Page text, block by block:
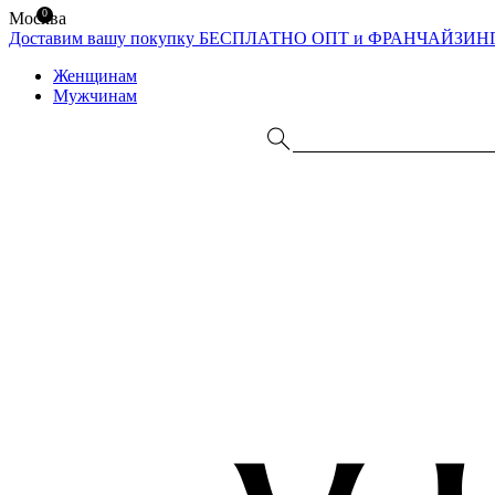
Москва
Доставим вашу покупку БЕСПЛАТНО ОПТ и
Женщинам
Мужчинам
0